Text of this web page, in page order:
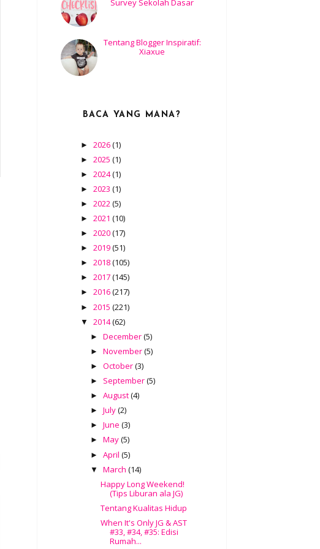
Survey Sekolah Dasar
Tentang Blogger Inspiratif:
Xiaxue
BACA YANG MANA?
►2026(1)
►2025(1)
►2024(1)
►2023(1)
►2022(5)
►2021(10)
►2020(17)
►2019(51)
►2018(105)
►2017(145)
►2016(217)
►2015(221)
▼2014(62)
► December(5)
► November(5)
► October(3)
► September(5)
► August(4)
► July(2)
► June (3)
► May(5)
► April (5)
▼ March (14)
Happy Long Weekend!
(Tips Liburan ala JG)
Tentang Kualitas Hidup
When It's Only JG & AST
#33, #34, #35: Edisi
Rumah...